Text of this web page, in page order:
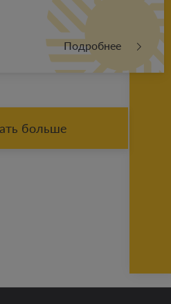
Подробнее
больше